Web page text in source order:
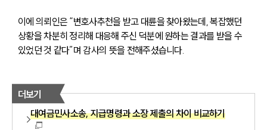
이에 의뢰인은 “변호사추천을 받고 대륜을 찾아왔는데, 복잡했던
상황을 차분히 정리해 대응해 주신 덕분에 원하는 결과를 받을 수
있었던 것 같다”며 감사의 뜻을 전해주셨습니다.
더보기
대여금민사소송, 지급명령과 소장 제출의 차이 비교하기